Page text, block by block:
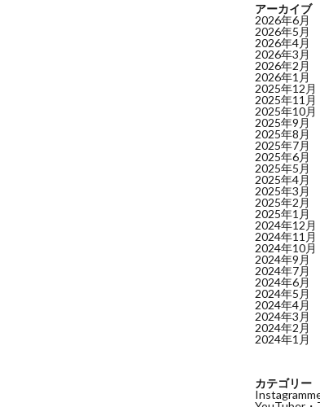
アーカイブ
2026年6月
2026年5月
2026年4月
2026年3月
2026年2月
2026年1月
2025年12月
2025年11月
2025年10月
2025年9月
2025年8月
2025年7月
2025年6月
2025年5月
2025年4月
2025年3月
2025年2月
2025年1月
2024年12月
2024年11月
2024年10月
2024年9月
2024年7月
2024年6月
2024年5月
2024年4月
2024年3月
2024年2月
2024年1月
カテゴリー